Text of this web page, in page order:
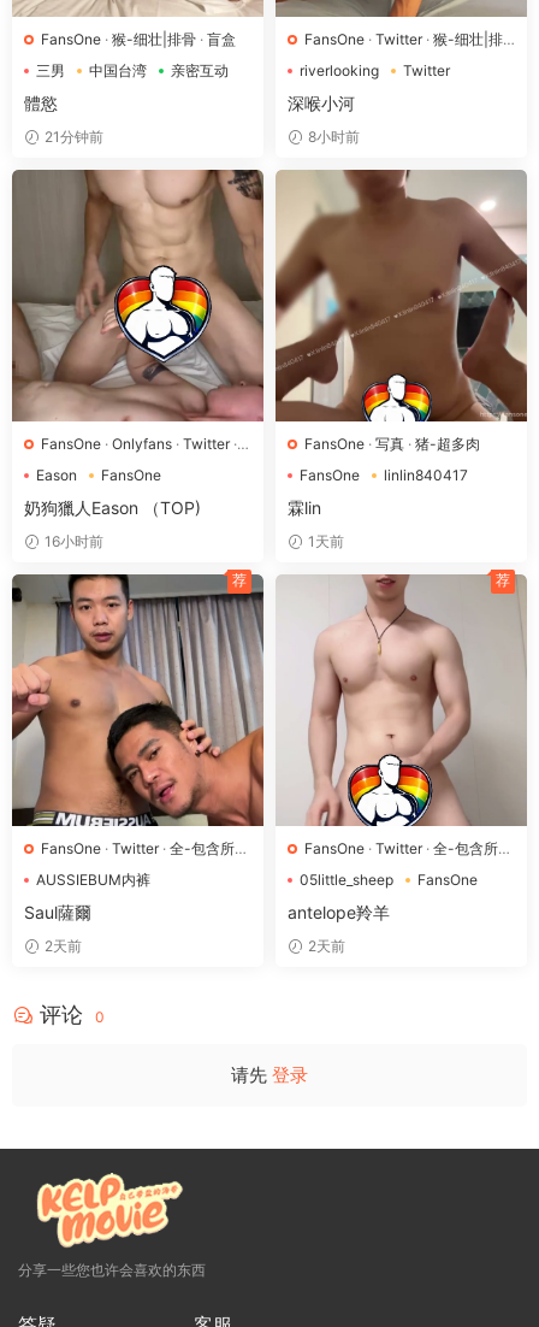
FansOne · 猴-细壮|排骨 · 盲盒
三男
中国台湾 亲密互动
體慾
21分钟前
FansOne · Twitter· 猴-细壮|排
骨
riverlooking
Twitter
中国台湾
深喉小河
8小时前
FansOne · Onlyfans · Twitter·
全-包含所有体型
Eason
FansOne
OnlyFans
奶狗獵人Eason （TOP)
16小时前
FansOne · 写真 · 猪-超多肉
FansOne
linlin840417
中国台湾
霖lin
1天前
FansOne · Twitter· 全-包含所有
体型·狗-胸肌|微胖
AUSSIEBUM内裤
Harperhappyday
Saul薩爾
2天前
荐
FansOne · Twitter· 全-包含所有
体型
· 狗-胸肌|微胖
05little_sheep
FansOne
OSlittle_sheep
antelope羚羊
2天前
荐
评论 0
请先 登录
分享一些您也许会喜欢的东西